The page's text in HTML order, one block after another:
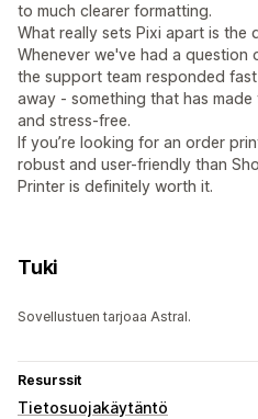
to much clearer formatting.
What really sets Pixi apart is the
Whenever we've had a question
the support team responded
away - something that has
and stress-free.
If you’re looking for an order
robust and user-friendly than
Printer is definitely worth it.
Tuki
Sovellustuen tarjoaa Astral.
Resurssit
Tietosuojakäytäntö